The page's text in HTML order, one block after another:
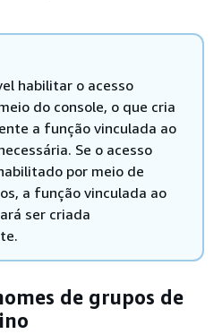
habilitar o acesso
do console, o que cria
a função vinculada ao
Se o acesso
por meio de
a função vinculada ao
ser criada
de grupos de